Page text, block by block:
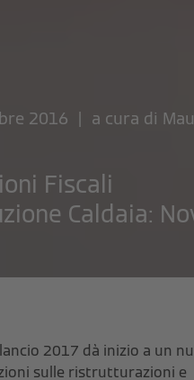
2016 | a cura di
Fiscali
Caldaia:
2017 dà inizio a un
sulle ristrutturazioni e